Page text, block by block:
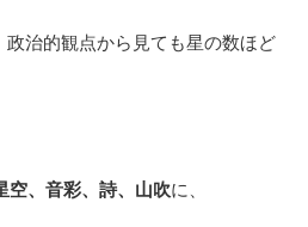
治的観点から見ても星の数ほど
空、音彩、詩、山吹に、